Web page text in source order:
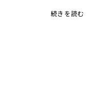
続きを読む